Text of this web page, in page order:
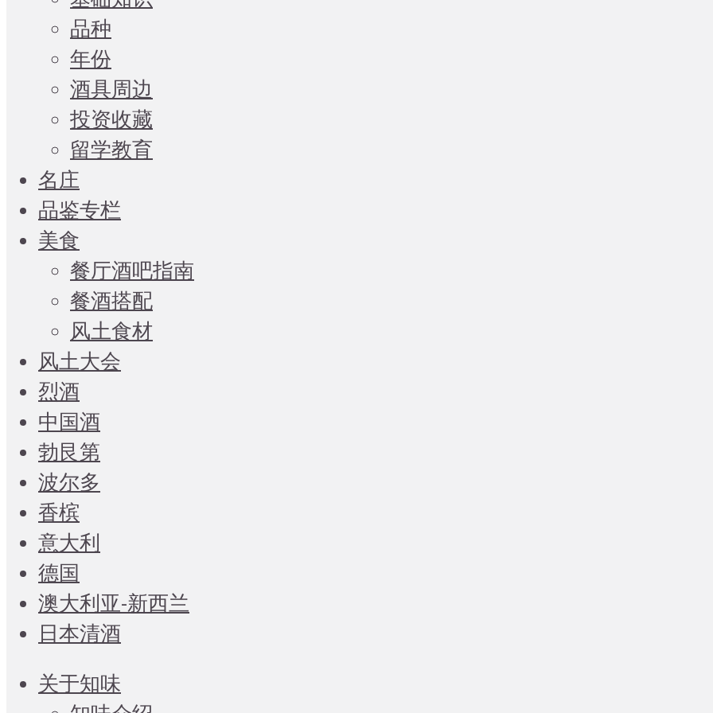
品种
年份
酒具周边
投资收藏
留学教育
名庄
品鉴专栏
美食
餐厅酒吧指南
餐酒搭配
风土食材
风土大会
烈酒
中国酒
勃艮第
波尔多
香槟
意大利
德国
澳大利亚-新西兰
日本清酒
关于知味